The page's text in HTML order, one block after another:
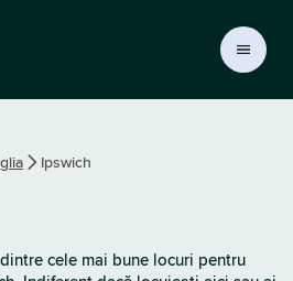
Ipswich
cele mai bune locuri pentru